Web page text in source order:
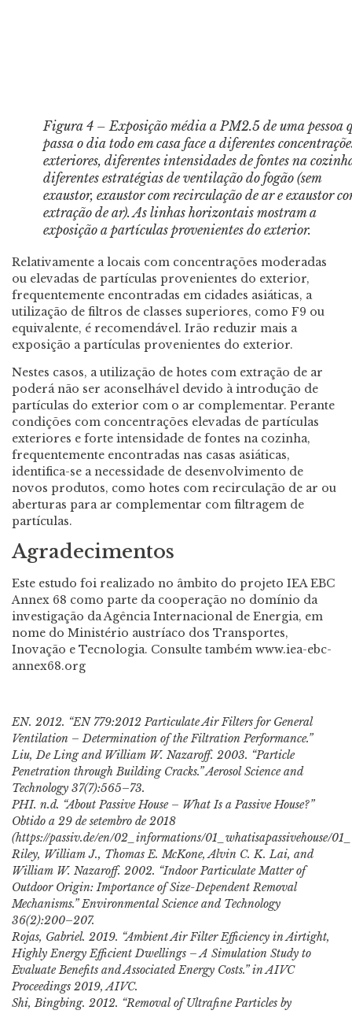
Figura 4 – Exposição média a PM2.5 de uma pessoa
passa o dia todo em casa face a diferentes
exteriores, diferentes intensidades de fontes na
diferentes estratégias de ventilação do fogão (sem
exaustor, exaustor com recirculação de ar e exaustor
extração de ar). As linhas horizontais mostram a
exposição a partículas provenientes do exterior.
Relativamente a locais com concentrações moderadas
ou elevadas de partículas provenientes do exterior,
frequentemente encontradas em cidades asiáticas, a
utilização de filtros de classes superiores, como F9 ou
equivalente, é recomendável. Irão reduzir mais a
exposição a partículas provenientes do exterior.
Nestes casos, a utilização de hotes com extração de ar
poderá não ser aconselhável devido à introdução de
partículas do exterior com o ar complementar. Perante
condições com concentrações elevadas de partículas
exteriores e forte intensidade de fontes na cozinha,
frequentemente encontradas nas casas asiáticas,
identifica-se a necessidade de desenvolvimento de
novos produtos, como hotes com recirculação de ar ou
aberturas para ar complementar com filtragem de
partículas.
Agradecimentos
Este estudo foi realizado no âmbito do projeto IEA EBC
Annex 68 como parte da cooperação no domínio da
investigação da Agência Internacional de Energia, em
nome do Ministério austríaco dos Transportes,
Inovação e Tecnologia. Consulte também www.iea-ebc-
annex68.org
EN. 2012. “EN 779:2012 Particulate Air Filters for General
Ventilation – Determination of the Filtration Performance.”
Liu, De Ling and William W. Nazaroff. 2003. “Particle
Penetration through Building Cracks.” Aerosol Science and
Technology 37(7):565–73.
PHI. n.d. “About Passive House – What Is a Passive House?”
Obtido a 29 de setembro de 2018
(https://passiv.de/en/02_informations/01_whatisapassivehouse/
Riley, William J., Thomas E. McKone, Alvin C. K. Lai, and
William W. Nazaroff. 2002. “Indoor Particulate Matter of
Outdoor Origin: Importance of Size-Dependent Removal
Mechanisms.” Environmental Science and Technology
36(2):200–207.
Rojas, Gabriel. 2019. “Ambient Air Filter Efficiency in Airtight,
Highly Energy Efficient Dwellings – A Simulation Study to
Evaluate Benefits and Associated Energy Costs.” in AIVC
Proceedings 2019, AIVC.
Shi, Bingbing. 2012. “Removal of Ultrafine Particles by